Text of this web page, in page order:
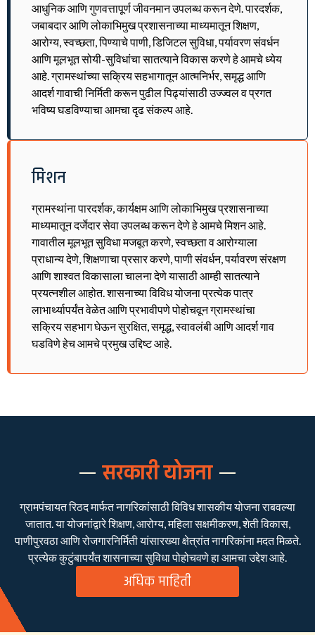
आधुनिक आणि गुणवत्तापूर्ण जीवनमान उपलब्ध करून देणे. पारदर्शक,
जबाबदार आणि लोकाभिमुख प्रशासनाच्या माध्यमातून शिक्षण,
आरोग्य, स्वच्छता, पिण्याचे पाणी, डिजिटल सुविधा, पर्यावरण संवर्धन
आणि मूलभूत सोयी-सुविधांचा सातत्याने विकास करणे हे आमचे ध्येय
आहे. ग्रामस्थांच्या सक्रिय सहभागातून आत्मनिर्भर, समृद्ध आणि
आदर्श गावाची निर्मिती करून पुढील पिढ्यांसाठी उज्ज्वल व प्रगत
भविष्य घडविण्याचा आमचा दृढ संकल्प आहे.
मिशन
ग्रामस्थांना पारदर्शक, कार्यक्षम आणि लोकाभिमुख प्रशासनाच्या
माध्यमातून दर्जेदार सेवा उपलब्ध करून देणे हे आमचे मिशन आहे.
गावातील मूलभूत सुविधा मजबूत करणे, स्वच्छता व आरोग्याला
प्राधान्य देणे, शिक्षणाचा प्रसार करणे, पाणी संवर्धन, पर्यावरण संरक्षण
आणि शाश्वत विकासाला चालना देणे यासाठी आम्ही सातत्याने
प्रयत्नशील आहोत. शासनाच्या विविध योजना प्रत्येक पात्र
लाभार्थ्यापर्यंत वेळेत आणि प्रभावीपणे पोहोचवून ग्रामस्थांचा
सक्रिय सहभाग घेऊन सुरक्षित, समृद्ध, स्वावलंबी आणि आदर्श गाव
घडविणे हेच आमचे प्रमुख उद्दिष्ट आहे.
सरकारी योजना
ग्रामपंचायत रिठद मार्फत नागरिकांसाठी विविध शासकीय योजना राबवल्या
जातात. या योजनांद्वारे शिक्षण, आरोग्य, महिला सक्षमीकरण, शेती विकास,
पाणीपुरवठा आणि रोजगारनिर्मिती यांसारख्या क्षेत्रांत नागरिकांना मदत मिळते.
प्रत्येक कुटुंबापर्यंत शासनाच्या सुविधा पोहोचवणे हा आमचा उद्देश आहे.
अधिक माहिती